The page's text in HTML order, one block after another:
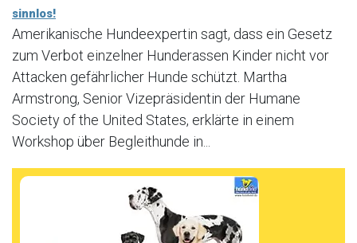
sinnlos!
Amerikanische Hundeexpertin sagt, dass ein Gesetz
zum Verbot einzelner Hunderassen Kinder nicht vor
Attacken gefährlicher Hunde schützt. Martha
Armstrong, Senior Vizepräsidentin der Humane
Society of the United States, erklärte in einem
Workshop über Begleithunde in...